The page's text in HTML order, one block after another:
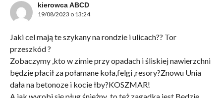
kierowca ABCD
19/08/2023 o 13:24
Jaki cel mają te szykany na rondzie i ulicach?? Tor
przeszkód ?
Zobaczymy ,kto w zimie przy opadach i śliskiej nawierzchni
będzie płacił za połamane koła,felgi ,resory?Znowu Unia
dała na betonoze i kocie łby?KOSZMAR!